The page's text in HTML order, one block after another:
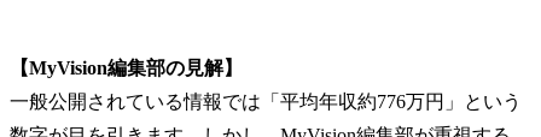
【MyVision編集部の見解】
一般公開されている情報では「平均年収約776万円」という